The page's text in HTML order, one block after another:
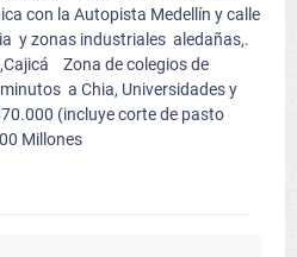
con la Autopista Medellín y calle
y zonas industriales aledañas,.
Zona de colegios de
a Chia, Universidades y
(incluye corte de pasto
Millones